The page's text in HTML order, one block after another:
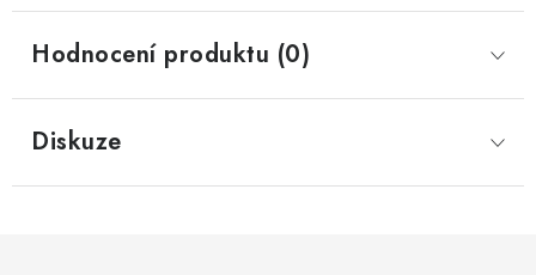
Hodnocení produktu (0)
Diskuze